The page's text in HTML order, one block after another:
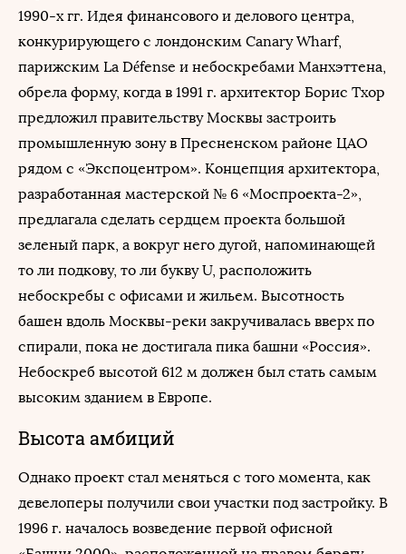
1990-х гг. Идея финансового и делового центра,
конкурирующего с лондонским Canary Wharf,
парижским La Défense и небоскребами Манхэттена,
обрела форму, когда в 1991 г. архитектор Борис Тхор
предложил правительству Москвы застроить
промышленную зону в Пресненском районе ЦАО
рядом с «Экспоцентром». Концепция архитектора,
разработанная мастерской № 6 «Моспроекта-2»,
предлагала сделать сердцем проекта большой
зеленый парк, а вокруг него дугой, напоминающей
то ли подкову, то ли букву U, расположить
небоскребы с офисами и жильем. Высотность
башен вдоль Москвы-реки закручивалась вверх по
спирали, пока не достигала пика башни «Россия».
Небоскреб высотой 612 м должен был стать самым
высоким зданием в Европе.
Высота амбиций
Однако проект стал меняться с того момента, как
девелоперы получили свои участки под застройку. В
1996 г. началось возведение первой офисной